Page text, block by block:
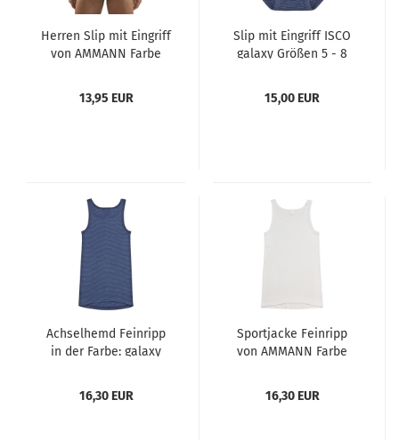
Herren Slip mit Eingriff
von AMMANN Farbe
13,95 EUR
Slip mit Eingriff ISCO
galaxy Größen 5 - 8
15,00 EUR
Achselhemd Feinripp
in der Farbe: galaxy
16,30 EUR
Sportjacke Feinripp
von AMMANN Farbe
16,30 EUR